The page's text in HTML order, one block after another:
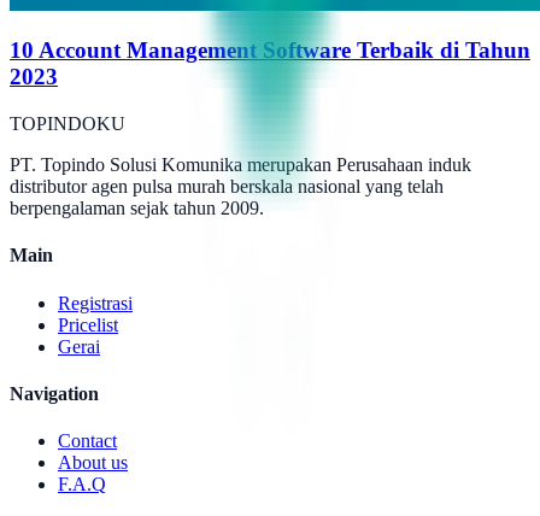
10 Account Management Software Terbaik di Tahun
2023
TOPINDOKU
PT. Topindo Solusi Komunika merupakan Perusahaan induk
distributor agen pulsa murah berskala nasional yang telah
berpengalaman sejak tahun 2009.
Main
Registrasi
Pricelist
Gerai
Navigation
Contact
About us
F.A.Q